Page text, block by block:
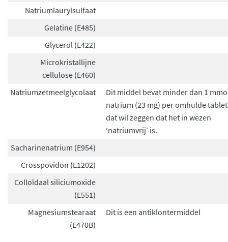
Natriumlaurylsulfaat
Gelatine (E485)
Glycerol (E422)
Microkristallijne
cellulose (E460)
Natriumzetmeelglycolaat
Dit middel bevat minder dan 1
natrium (23 mg) per omhulde
dat wil zeggen dat het in wezen
‘natriumvrij’ is.
Sacharinenatrium (E954)
Crosspovidon (E1202)
Colloïdaal siliciumoxide
(E551)
Magnesiumstearaat
(E470B)
Dit is een antiklontermiddel